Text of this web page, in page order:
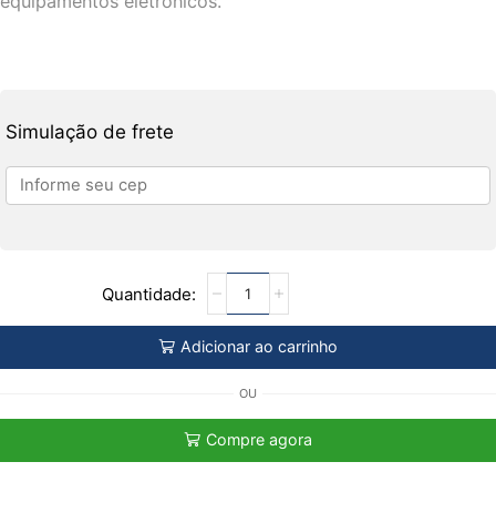
Simulação de frete
Adicionar ao carrinho
OU
Compre agora